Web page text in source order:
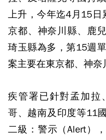
上升，今年迄4月15日
京都、神奈川縣、鹿
琦玉縣為多，第15週
案主要在東京都、神奈
疾管署已針對孟加拉
哥、越南及印度等11
二級：警示（Alert）